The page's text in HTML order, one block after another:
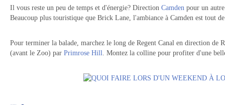
Il vous reste un peu de temps et d'énergie? Direction Camden pour un
Beaucoup plus touristique que Brick Lane, l'ambiance à Camden est tout
Pour terminer la balade, marchez le long de Regent Canal en direction de
(avant le Zoo) par Primrose Hill. Montez la colline pour profiter d'une